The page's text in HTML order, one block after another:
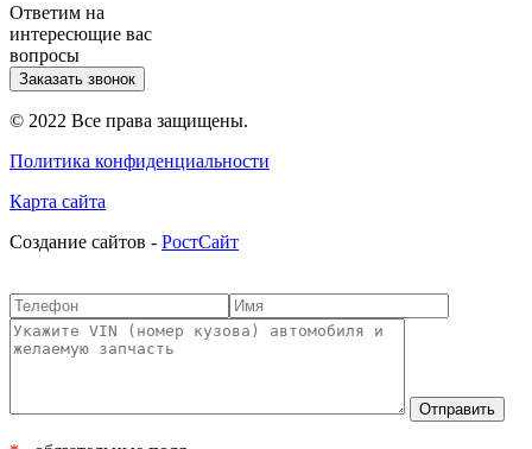
Ответим на
интересющие вас
вопросы
Заказать звонок
© 2022 Все права защищены.
Политика конфиденциальности
Карта сайта
Cоздание сайтов - РостСайт